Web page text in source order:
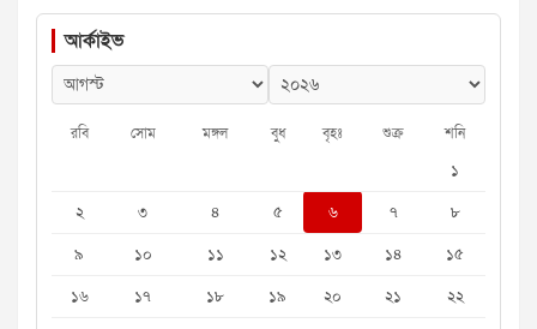
আর্কাইভ
রবি সোম মঙ্গল বুধ বৃহঃ শুক্র শনি
১
২
৩ ৪ ৫ ৬ ৭
৮
৯
১০ ১১ ১২ ১৩ ১৪
১৫
১৬
১৭ ১৮ ১৯ ২০ ২১
২২